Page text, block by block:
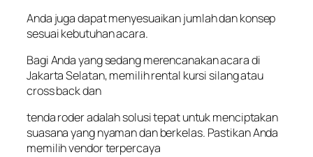
Anda juga dapat menyesuaikan jumlah dan konsep
sesuai kebutuhan acara.
Bagi Anda yang sedang merencanakan acara di
Jakarta Selatan, memilih rental kursi silang atau
cross back dan
tenda roder adalah solusi tepat untuk menciptakan
suasana yang nyaman dan berkelas. Pastikan Anda
memilih vendor terpercaya